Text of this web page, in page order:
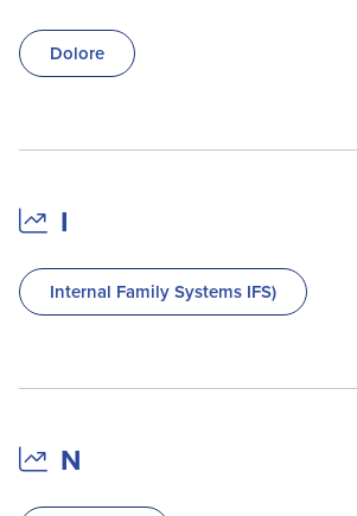
Dolore
I
Internal Family Systems IFS)
N